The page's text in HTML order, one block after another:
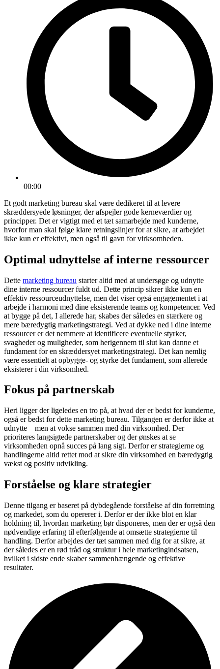
00:00
Et godt marketing bureau skal være dedikeret til at levere
skræddersyede løsninger, der afspejler gode kerneværdier og
principper. Det er vigtigt med et tæt samarbejde med kunderne,
hvorfor man skal følge klare retningslinjer for at sikre, at arbejdet
ikke kun er effektivt, men også til gavn for virksomheden.
Optimal udnyttelse af interne ressourcer
Dette marketing bureau starter altid med at undersøge og udnytte
dine interne ressourcer fuldt ud. Dette princip sikrer ikke kun en
effektiv ressourceudnyttelse, men det viser også engagementet i at
arbejde i harmoni med dine eksisterende teams og kompetencer. Ved
at bygge på det, I allerede har, skabes der således en stærkere og
mere bæredygtig marketingstrategi. Ved at dykke ned i dine interne
ressourcer er det nemmere at identificere eventuelle styrker,
svagheder og muligheder, som herigennem til slut kan danne et
fundament for en skræddersyet marketingstrategi. Det kan nemlig
være essentielt at opbygge- og styrke det fundament, som allerede
eksisterer i din virksomhed.
Fokus på partnerskab
Heri ligger der ligeledes en tro på, at hvad der er bedst for kunderne,
også er bedst for dette marketing bureau. Tilgangen er derfor ikke at
udnytte – men at vokse sammen med din virksomhed. Der
prioriteres langsigtede partnerskaber og der ønskes at se
virksomheden opnå succes på lang sigt. Derfor er strategierne og
handlingerne altid rettet mod at sikre din virksomhed en bæredygtig
vækst og positiv udvikling.
Forståelse og klare strategier
Denne tilgang er baseret på dybdegående forståelse af din forretning
og markedet, som du opererer i. Derfor er der ikke blot en klar
holdning til, hvordan marketing bør disponeres, men der er også den
nødvendige erfaring til efterfølgende at omsætte strategierne til
handling. Derfor arbejdes der tæt sammen med dig for at sikre, at
der således er en rød tråd og struktur i hele marketingindsatsen,
hvilket i sidste ende skaber sammenhængende og effektive
resultater.